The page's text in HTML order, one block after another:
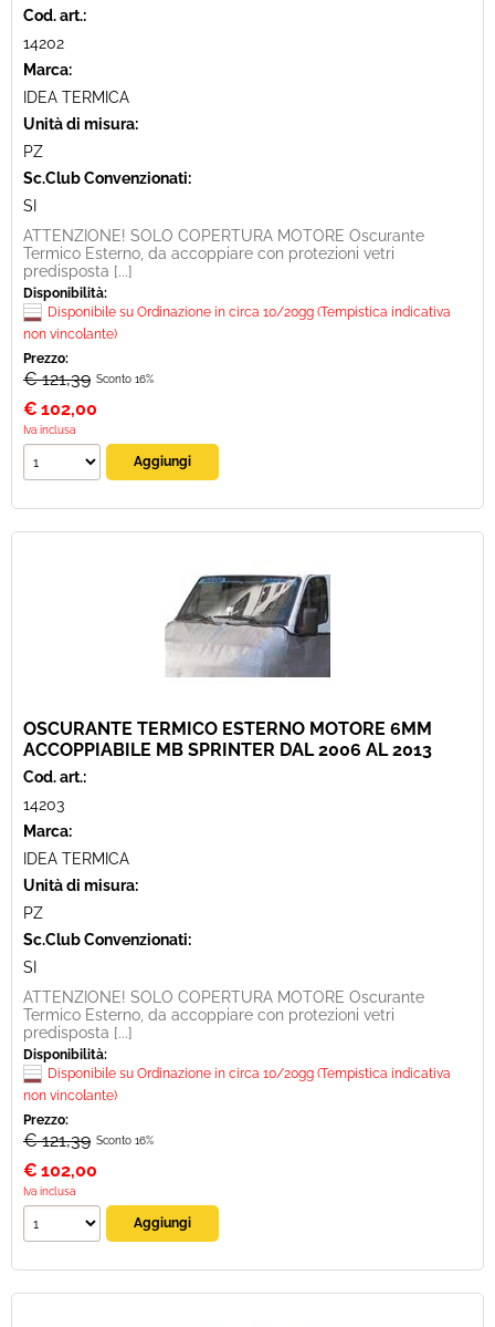
Cod. art.:
14202
Marca:
IDEA TERMICA
Unità di misura:
PZ
Sc.Club Convenzionati:
SI
ATTENZIONE! SOLO COPERTURA MOTORE Oscurante
Termico Esterno, da accoppiare con protezioni vetri
predisposta [...]
Disponibilità:
Disponibile su Ordinazione in circa 10/20gg (Tempistica indicativa
non vincolante)
Prezzo:
€ 121,39 Sconto 16%
€ 102,00
Iva inclusa
OSCURANTE TERMICO ESTERNO MOTORE 6MM
ACCOPPIABILE MB SPRINTER DAL 2006 AL 2013
Cod. art.:
14203
Marca:
IDEA TERMICA
Unità di misura:
PZ
Sc.Club Convenzionati:
SI
ATTENZIONE! SOLO COPERTURA MOTORE Oscurante
Termico Esterno, da accoppiare con protezioni vetri
predisposta [...]
Disponibilità:
Disponibile su Ordinazione in circa 10/20gg (Tempistica indicativa
non vincolante)
Prezzo:
€ 121,39 Sconto 16%
€ 102,00
Iva inclusa